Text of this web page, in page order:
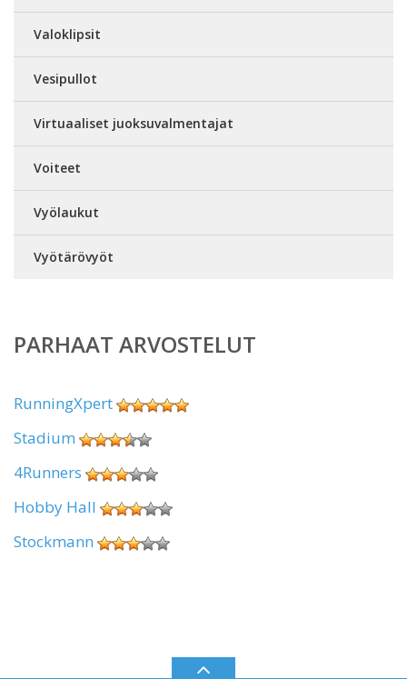
Valoklipsit
Vesipullot
Virtuaaliset juoksuvalmentajat
Voiteet
Vyölaukut
Vyötärövyöt
PARHAAT ARVOSTELUT
RunningXpert
Stadium
4Runners
Hobby Hall
Stockmann